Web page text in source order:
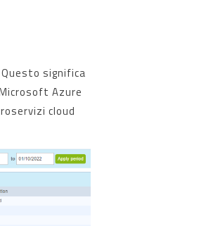
significa
Azure
cloud